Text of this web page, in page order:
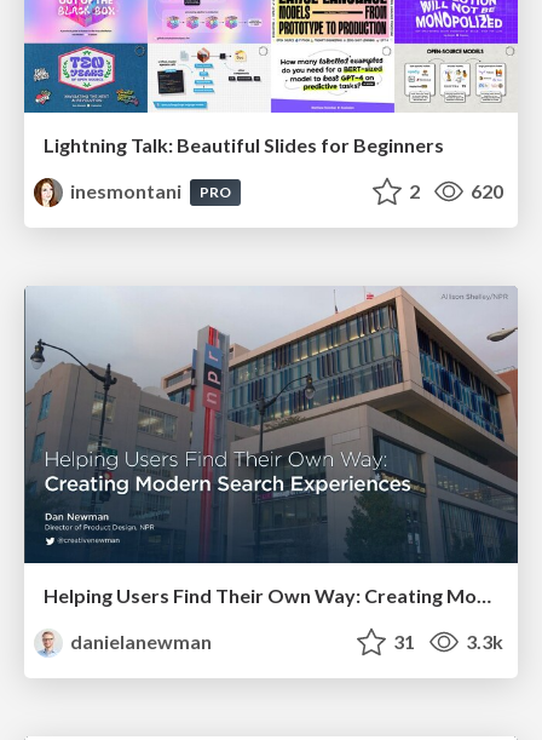
Lightning Talk: Beautiful Slides for Beginners
inesmontani
PRO 2 620
Helping Users Find Their Own Way: Creating Modern Search Experiences
danielanewman
31 3.3k